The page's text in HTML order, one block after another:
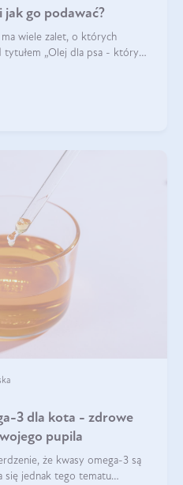
jak go podawać?
wiele zalet, o których
„Olej dla psa - który
3 dla kota - zdrowe
pupila
że kwasy omega-3 są
się jednak tego tematu